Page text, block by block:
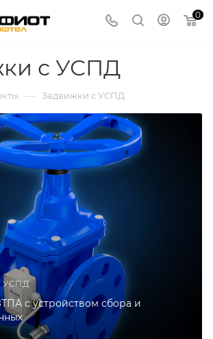
0
с УСПД
— Задвижки с УСПД
УСПД
с устройством сбора и